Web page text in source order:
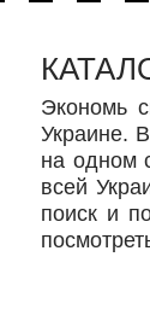
Экономь
Украине.
на одном
всей
поиск и